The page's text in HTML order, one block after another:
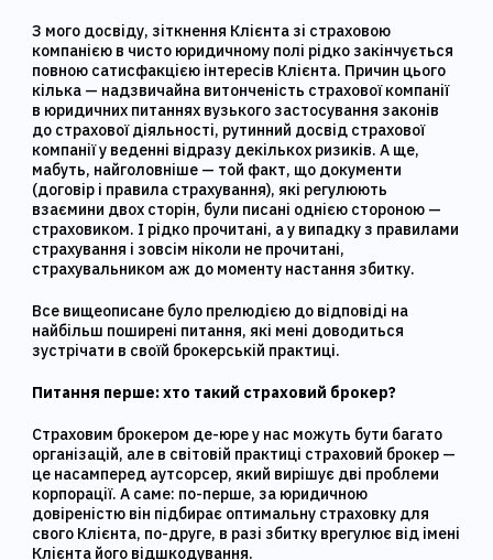
З мого досвіду, зіткнення Клієнта зі страховою
компанією в чисто юридичному полі рідко закінчується
повною сатисфакцією інтересів Клієнта. Причин цього
кілька — надзвичайна витонченість страхової компанії
в юридичних питаннях вузького застосування законів
до страхової діяльності, рутинний досвід страхової
компанії у веденні відразу декількох ризиків. А ще,
мабуть, найголовніше — той факт, що документи
(договір і правила страхування), які регулюють
взаємини двох сторін, були писані однією стороною —
страховиком. І рідко прочитані, а у випадку з правилами
страхування і зовсім ніколи не прочитані,
страхувальником аж до моменту настання збитку.
Все вищеописане було прелюдією до відповіді на
найбільш поширені питання, які мені доводиться
зустрічати в своїй брокерській практиці.
Питання перше: хто такий страховий брокер?
Страховим брокером де-юре у нас можуть бути багато
організацій, але в світовій практиці страховий брокер —
це насамперед аутсорсер, який вирішує дві проблеми
корпорації. А саме: по-перше, за юридичною
довіреністю він підбирає оптимальну страховку для
свого Клієнта, по-друге, в разі збитку врегулює від імені
Клієнта його відшкодування.